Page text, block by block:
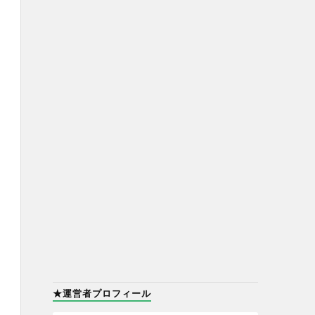
★運営者プロフィール